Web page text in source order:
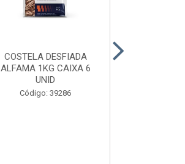
COSTELA DESFIADA
ALFAMA 1KG CAIXA 6
UNID
Código: 39286